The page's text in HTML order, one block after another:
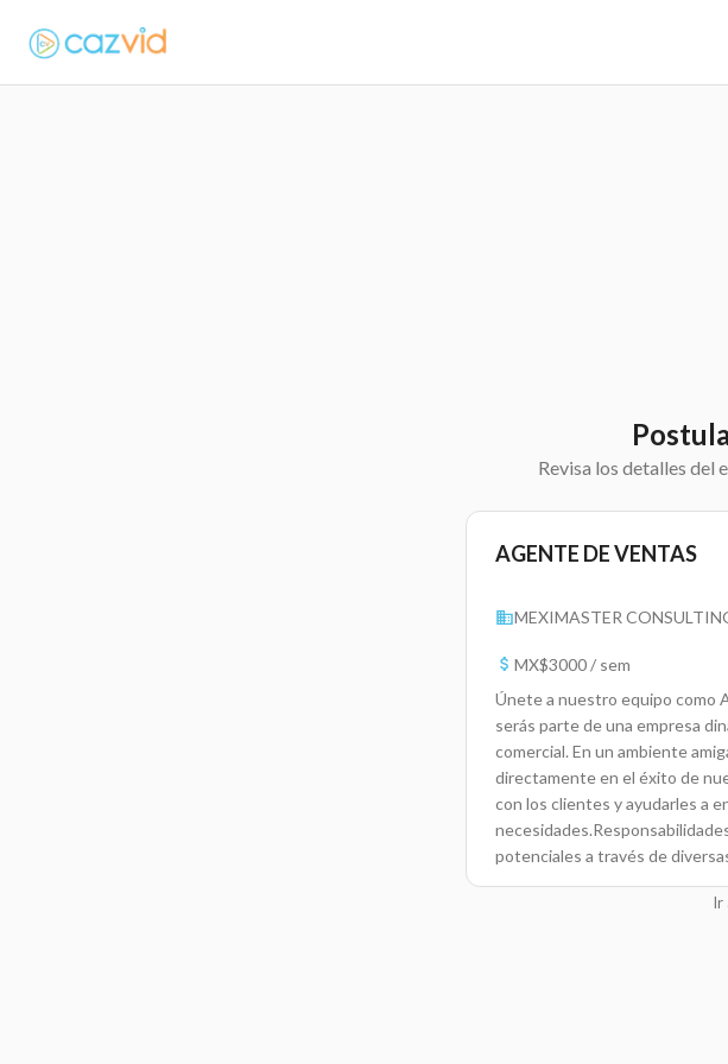
Revisa los detalles del
AGENTE DE VENTAS
MEXIMASTER
MX$3000 / sem
Únete a nuestro equipo como
serás parte de una empresa
comercial. En un ambiente
directamente en el éxito de
con los clientes y ayudarles a
potenciales a través de
efectivas con los clientes
fidelización.Negociar
Ir